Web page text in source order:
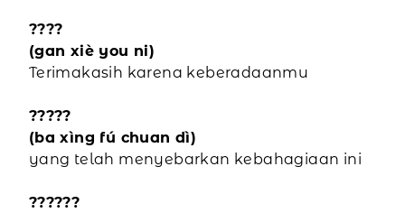
????
(gan xiè you ni)
Terimakasih karena keberadaanmu
?????
(ba xìng fú chuan dì)
yang telah menyebarkan kebahagiaan ini
??????